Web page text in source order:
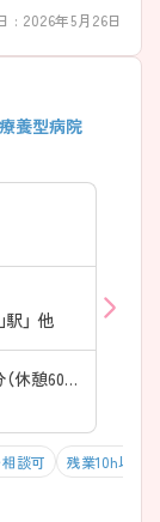
: 2026年5月26日
養型病院
」 他
就業時間１:08時45分～17時00分（休憩60分）
談可 残業10h以下（